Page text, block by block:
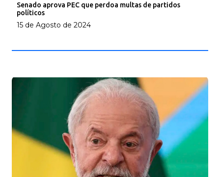
Senado aprova PEC que perdoa multas de partidos
políticos
15 de Agosto de 2024